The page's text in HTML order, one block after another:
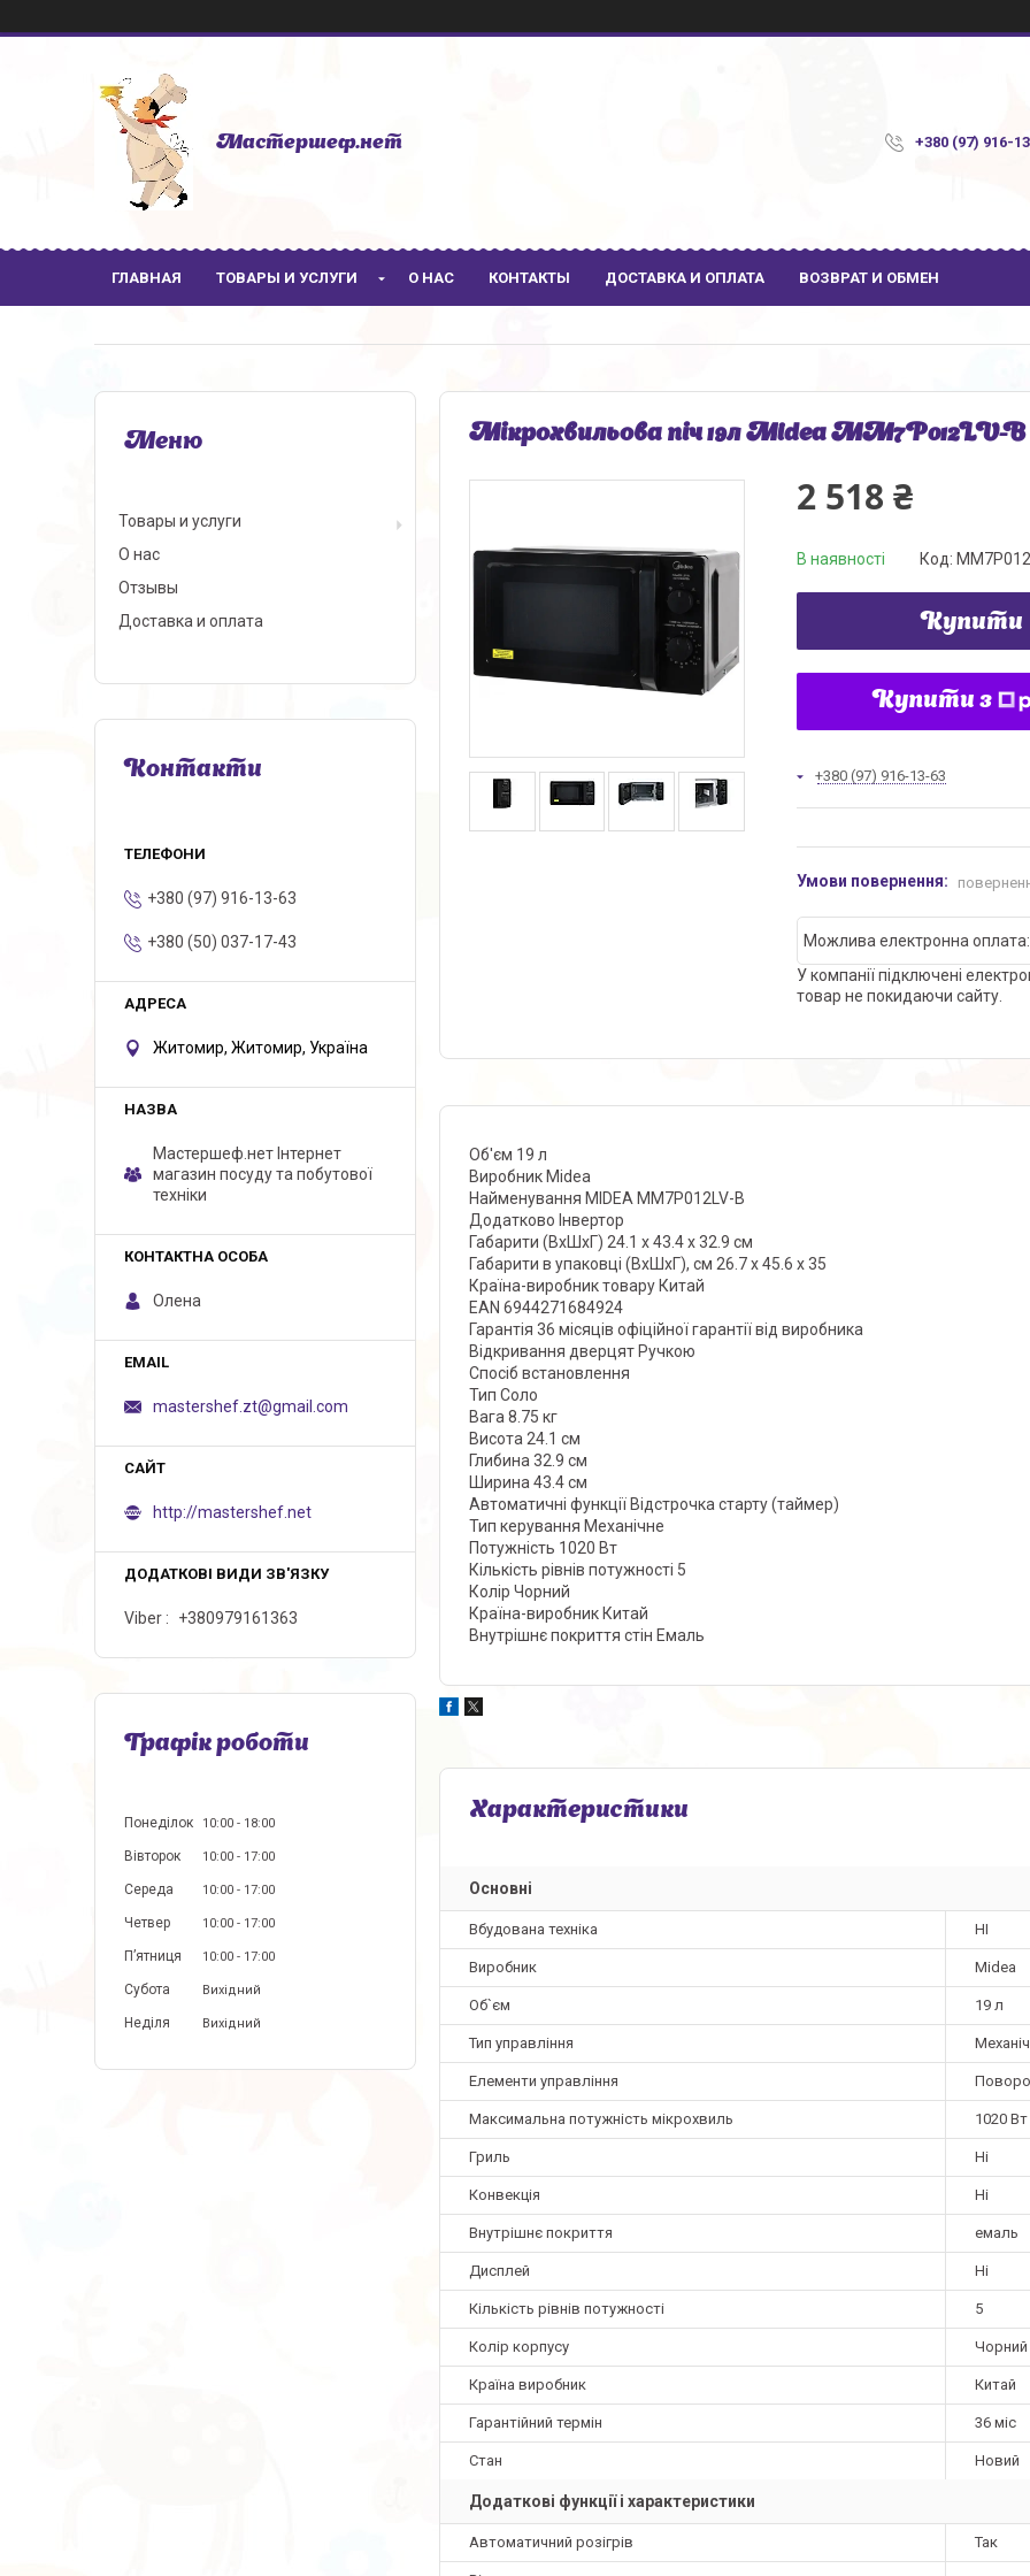
Мастершеф.нет +380 (97) 916-
ГЛАВНАЯ ТОВАРЫ И УСЛУГИ О НАС КОНТАКТЫ ДОСТАВКА И ОПЛАТА ВОЗВРАТ И ОБМЕН
Мікрохвильова піч 19л Midea MM7P012LV-B
2 518 ₴
В наявності Код:
Купити
Купити з
+380 (97) 916-13-63
У компанії підключені
товар не покидаючи сайту.
Об'єм 19 л
Виробник Midea
Найменування MIDEA MM7P012LV-B
Додатково Інвертор
Габарити (ВхШхГ) 24.1 х 43.4 х 32.9 см
Габарити в упаковці (ВхШхГ), см 26.7 х 45.6 х 35
Країна-виробник товару Китай
EAN 6944271684924
Гарантія 36 місяців офіційної гарантії від виробника
Відкривання дверцят Ручкою
Спосіб встановлення
Тип Соло
Вага 8.75 кг
Висота 24.1 см
Глибина 32.9 см
Ширина 43.4 см
Автоматичні функції Відстрочка старту (таймер)
Тип керування Механічне
Потужність 1020 Вт
Кількість рівнів потужності 5
Колір Чорний
Країна-виробник Китай
Внутрішнє покриття стін Емаль
Характеристики
Основні
Вбудована техніка НІ
Виробник Midea
Об`єм 19 л
Тип управління
Елементи управління
Максимальна потужність мікрохвиль 1020 Вт
Гриль Ні
Конвекція Ні
Внутрішнє покриття емаль
Дисплей Ні
Кількість рівнів потужності 5
Колір корпусу Чорний
Країна виробник Китай
Гарантійний термін 36 міс
Стан Новий
Додаткові функції і характеристики
Автоматичний розігрів Так
Товары и услуги
О нас
Отзывы
Доставка и оплата
Контакти
+380 (97) 916-13-63
+380 (50) 037-17-43
Житомир, Житомир, Україна
Мастершеф.нет Iнтернет
магазин посуду та побутової
техніки
Олена
mastershef.zt@gmail.com
http://mastershef.net
Viber +380979161363
Графік роботи
Понеділок 10:00 18:00
Вівторок 10:00 17:00
Середа 10:00 17:00
Четвер 10:00 17:00
Пʼятниця 10:00 17:00
Субота Вихідний
Неділя Вихідний